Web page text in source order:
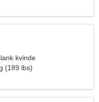
kvinde
(189 lbs)